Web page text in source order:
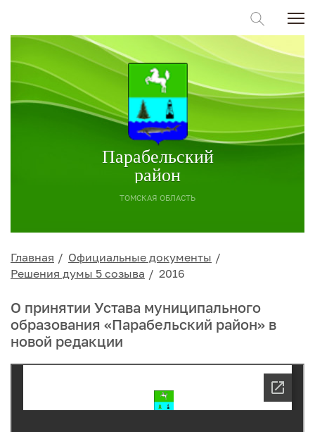
Парабельский
район
ТОМСКАЯ ОБЛАСТЬ
Главная
Официальные документы
Решения думы 5 созыва
2016
О принятии Устава муниципального
образования «Парабельский район» в
новой редакции